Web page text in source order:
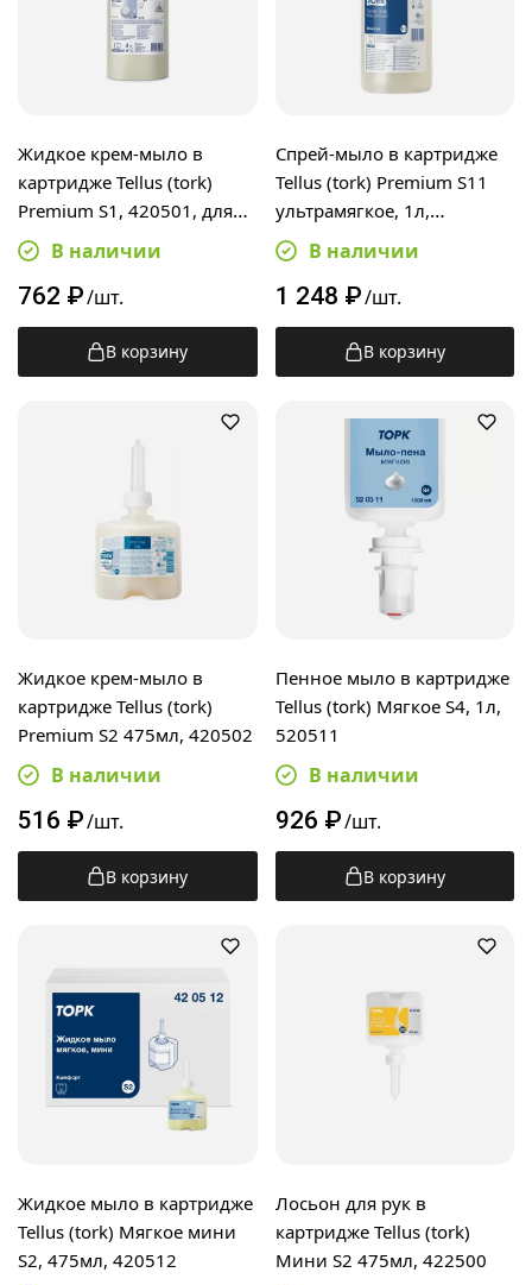
Жидкое крем-мыло в
картридже Tellus (tork)
Premium S1, 420501, для
рук, 1лВ наличии
762 ₽/шт.
В корзину
Спрей-мыло в картридже
Tellus (tork) Premium S11
ультрамягкое, 1л,
прозрачное , 620701
В наличии
1 248 ₽/шт.
В корзину
Жидкое крем-мыло в
картридже Tellus (tork)
Premium S2 475мл, 420502
В наличии
516 ₽/шт.
В корзину
Пенное мыло в картридже
Tellus (tork) Мягкое S4, 1л,
520511
В наличии
926 ₽/шт.
В корзину
Жидкое мыло в картридже
Tellus (tork) Мягкое мини
S2, 475мл, 420512
Лосьон для рук в
картридже Tellus (tork)
Мини S2 475мл, 422500